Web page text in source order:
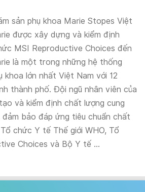
sản phụ khoa Marie Stopes Việt
được xây dựng và kiểm định
MSI Reproductive Choices đến
là một trong những hệ thống
khoa lớn nhất Việt Nam với 12
thành phố. Đội ngũ nhân viên của
và kiểm định chất lượng cung
bảo đáp ứng tiêu chuẩn chất
chức Y tế Thế giới WHO, Tổ
Choices và Bộ Y tế ...